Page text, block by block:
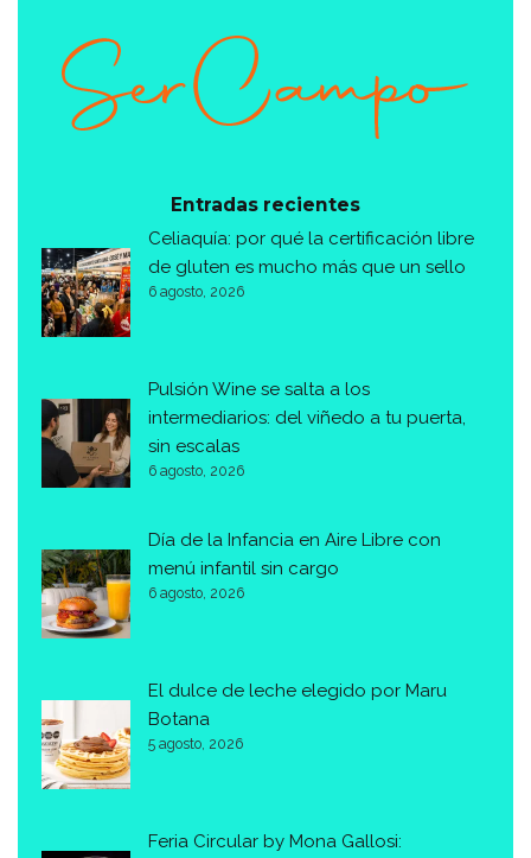
Entradas recientes
Celiaquía: por qué la certificación libre
de gluten es mucho más que un sello
6 agosto, 2026
Pulsión Wine se salta a los
intermediarios: del viñedo a tu puerta,
sin escalas
6 agosto, 2026
Día de la Infancia en Aire Libre con
menú infantil sin cargo
6 agosto, 2026
El dulce de leche elegido por Maru
Botana
5 agosto, 2026
Feria Circular by Mona Gallosi: